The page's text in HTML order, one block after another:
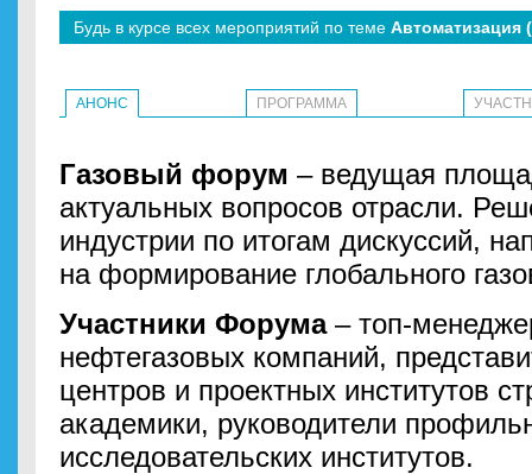
Будь в курсе всех мероприятий по теме Автоматизация
АНОНС ПРОГРАММА
Газовый форум – ведущая
актуальных вопросов отрасли.
индустрии по итогам дискуссий,
на формирование глобального
Участники Форума– топ-
нефтегазовых компаний,
центров и проектных институтов
академики, руководители
исследовательских институтов.